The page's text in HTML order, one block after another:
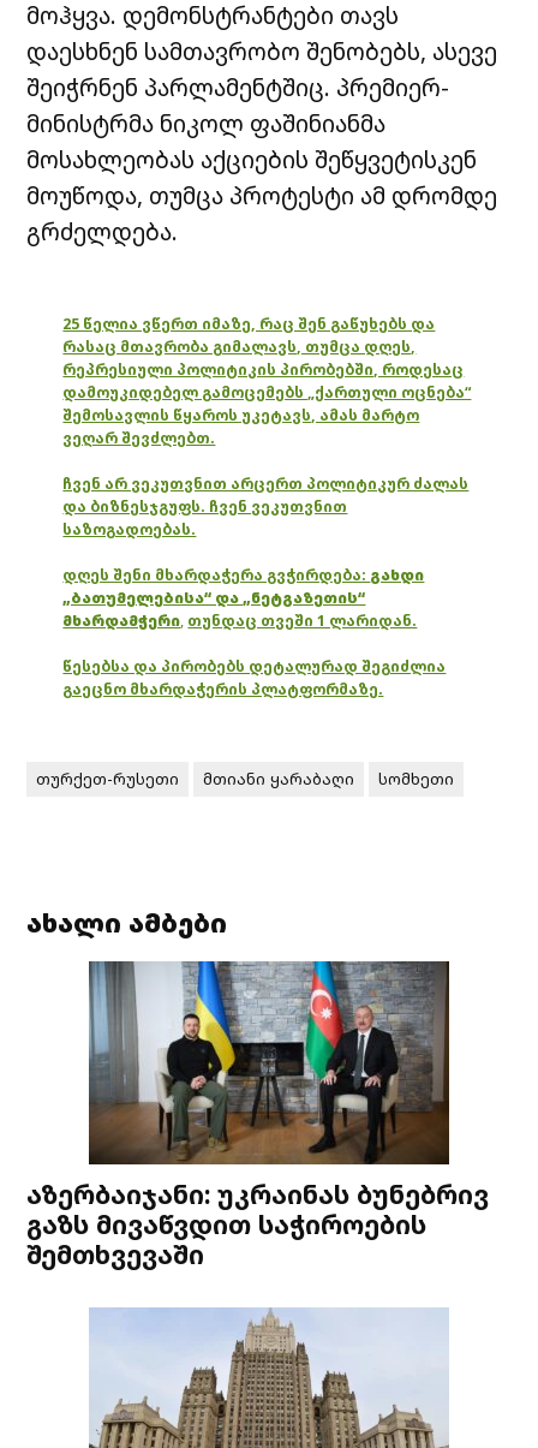
მოჰყვა. დემონსტრანტები თავს
დაესხნენ სამთავრობო შენობებს, ასევე
შეიჭრნენ პარლამენტშიც. პრემიერ-
მინისტრმა ნიკოლ ფაშინიანმა
მოსახლეობას აქციების შეწყვეტისკენ
მოუწოდა, თუმცა პროტესტი ამ დრომდე
გრძელდება.
25 წელია ვწერთ იმაზე, რაც შენ გაწუხებს და
რასაც მთავრობა გიმალავს, თუმცა დღეს,
რეპრესიული პოლიტიკის პირობებში, როდესაც
დამოუკიდებელ გამოცემებს „ქართული ოცნება“
შემოსავლის წყაროს უკეტავს, ამას მარტო
ვეღარ შევძლებთ.
ჩვენ არ ვეკუთვნით არცერთ პოლიტიკურ ძალას
და ბიზნესჯგუფს. ჩვენ ვეკუთვნით
საზოგადოებას.
დღეს შენი მხარდაჭერა გვჭირდება: გახდი
„ბათუმელებისა“ და „ნეტგაზეთის“
მხარდამჭერი, თუნდაც თვეში 1 ლარიდან.
წესებსა და პირობებს დეტალურად შეგიძლია
გაეცნო მხარდაჭერის პლატფორმაზე.
თურქეთ-რუსეთი მთიანი ყარაბაღი სომხეთი
ახალი ამბები
აზერბაიჯანი: უკრაინას ბუნებრივ
გაზს მივაწვდით საჭიროების
შემთხვევაში